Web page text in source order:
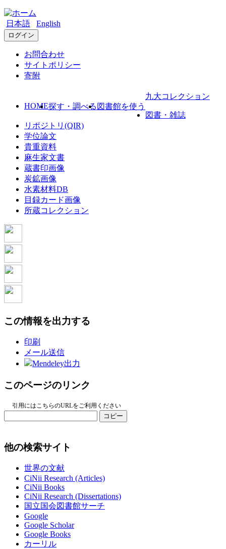
日本語 English
ログイン
お問合わせ
サイトポリシー
寄附
HOME探す・調べる 図書館を使う
九大コレクション
図書・雑誌
リポジトリ(QIR)
学位論文
貴重資料
麻生家文書
蔵書印画像
炭鉱画像
水素材料DB
目録カード画像
所蔵コレクション
この情報を出力する
印刷
メール送信
Mendeley出力
このページのリンク
引用にはこちらのURLをご利用ください
コピー
他の検索サイト
世界の文献
CiNii Research (Articles)
CiNii Books
CiNii Research (Dissertations)
国立国会図書館サーチ
Google
Google Scholar
Google Books
カーリル